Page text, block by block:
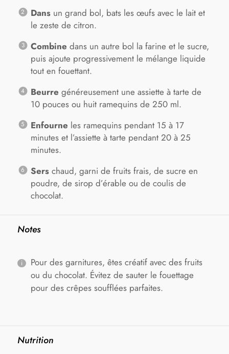
Dansun grand bol, bats les œufs avec le lait et
le zeste de citron.
Combine dans un autre bol la farine et le sucre,
puis ajoute progressivement le mélange liquide
tout en fouettant.
Beurre généreusement une assiette à tarte de
10 pouces ou huit ramequins de 250 ml.
Enfourne les ramequins pendant 15 à 17
minutes et l’assiette à tarte pendant 20 à 25
minutes.
Serschaud, garni de fruits frais, de sucre en
poudre, de sirop d’érable ou de coulis de
chocolat.
Notes
Pour des garnitures, êtes créatif avec des fruits
ou du chocolat. Évitez de sauter le fouettage
pour des crêpes soufflées parfaites.
Nutrition